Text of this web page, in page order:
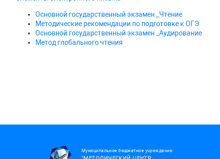
Основной государственный экзамен _Чтение
Методические рекомендации по подготовке к ОГЭ
Основной государственный экзамен _Аудирование
Метод глобального чтения
Муниципальное бюджетное учреждение